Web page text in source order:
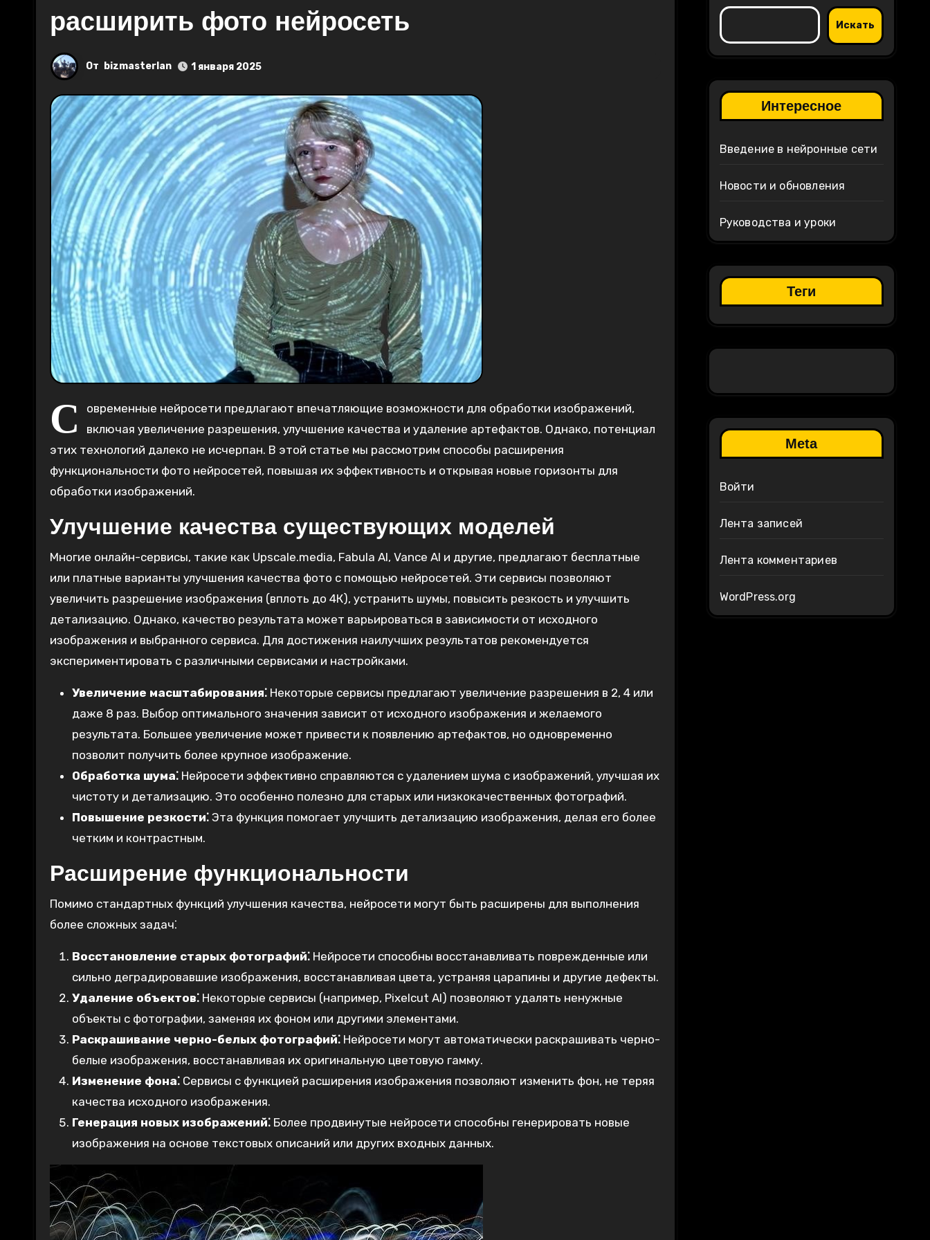
расширить фото нейросеть
От bizmasterlan 1 января 2025
С
овременные нейросети предлагают впечатляющие возможности для обработки изображений,
включая увеличение разрешения, улучшение качества и удаление артефактов. Однако, потенциал
этих технологий далеко не исчерпан. В этой статье мы рассмотрим способы расширения
функциональности фото нейросетей, повышая их эффективность и открывая новые горизонты для
обработки изображений.
Улучшение качества существующих моделей
Многие онлайн-сервисы, такие как Upscale.media, Fabula AI, Vance AI и другие, предлагают бесплатные
или платные варианты улучшения качества фото с помощью нейросетей. Эти сервисы позволяют
увеличить разрешение изображения (вплоть до 4К), устранить шумы, повысить резкость и улучшить
детализацию. Однако, качество результата может варьироваться в зависимости от исходного
изображения и выбранного сервиса. Для достижения наилучших результатов рекомендуется
экспериментировать с различными сервисами и настройками.
Увеличение масштабирования⁚ Некоторые сервисы предлагают увеличение разрешения в 2, 4 или
даже 8 раз. Выбор оптимального значения зависит от исходного изображения и желаемого
результата. Большее увеличение может привести к появлению артефактов, но одновременно
позволит получить более крупное изображение.
Обработка шума⁚ Нейросети эффективно справляются с удалением шума с изображений, улучшая их
чистоту и детализацию. Это особенно полезно для старых или низкокачественных фотографий.
Повышение резкости⁚ Эта функция помогает улучшить детализацию изображения, делая его более
четким и контрастным.
Расширение функциональности
Помимо стандартных функций улучшения качества, нейросети могут быть расширены для выполнения
более сложных задач⁚
Восстановление старых фотографий⁚ Нейросети способны восстанавливать поврежденные или
сильно деградировавшие изображения, восстанавливая цвета, устраняя царапины и другие дефекты.
Удаление объектов⁚ Некоторые сервисы (например, Pixelcut AI) позволяют удалять ненужные
объекты с фотографии, заменяя их фоном или другими элементами.
Раскрашивание черно-белых фотографий⁚ Нейросети могут автоматически раскрашивать черно-
белые изображения, восстанавливая их оригинальную цветовую гамму.
Изменение фона⁚ Сервисы с функцией расширения изображения позволяют изменить фон, не теряя
качества исходного изображения.
Генерация новых изображений⁚ Более продвинутые нейросети способны генерировать новые
изображения на основе текстовых описаний или других входных данных.
Искать
Интересное
Введение в нейронные сети
Новости и обновления
Руководства и уроки
Теги
Meta
Войти
Лента записей
Лента комментариев
WordPress.org